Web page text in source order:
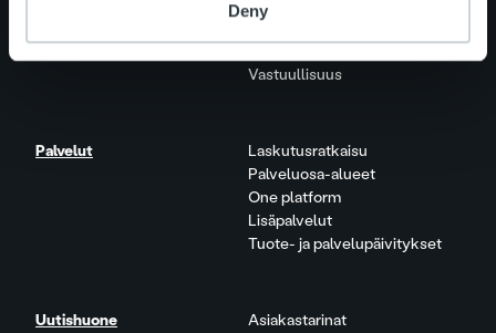
Deny
Vastuullisuus
Palvelut
Laskutusratkaisu
Palveluosa-alueet
One platform
Lisäpalvelut
Tuote- ja palvelupäivitykset
Uutishuone
Asiakastarinat